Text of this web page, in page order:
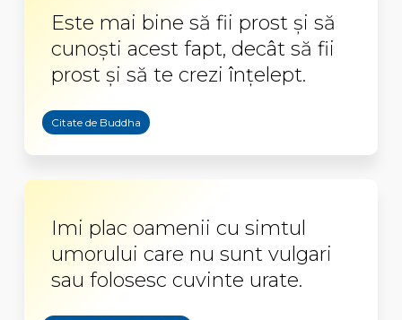
Este mai bine să fii prost şi să
cunoşti acest fapt, decât să fii
prost şi să te crezi înţelept.
Citate de Buddha
Imi plac oamenii cu simtul
umorului care nu sunt vulgari
sau folosesc cuvinte urate.